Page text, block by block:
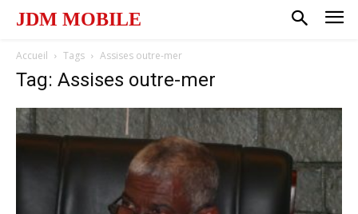
JDM MOBILE
Accueil Tags Assises outre-mer
Tag: Assises outre-mer